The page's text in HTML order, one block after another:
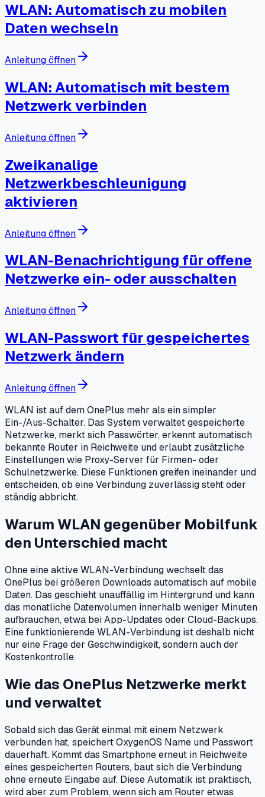
WLAN: Automatisch zu mobilen
Daten wechseln
Anleitung öffnen
WLAN: Automatisch mit bestem
Netzwerk verbinden
Anleitung öffnen
Zweikanalige
Netzwerkbeschleunigung
aktivieren
Anleitung öffnen
WLAN-Benachrichtigung für offene
Netzwerke ein- oder ausschalten
Anleitung öffnen
WLAN-Passwort für gespeichertes
Netzwerk ändern
Anleitung öffnen
WLAN ist auf dem OnePlus mehr als ein simpler
Ein-/Aus-Schalter. Das System verwaltet gespeicherte
Netzwerke, merkt sich Passwörter, erkennt automatisch
bekannte Router in Reichweite und erlaubt zusätzliche
Einstellungen wie Proxy-Server für Firmen- oder
Schulnetzwerke. Diese Funktionen greifen ineinander und
entscheiden, ob eine Verbindung zuverlässig steht oder
ständig abbricht.
Warum WLAN gegenüber Mobilfunk
den Unterschied macht
Ohne eine aktive WLAN-Verbindung wechselt das
OnePlus bei größeren Downloads automatisch auf mobile
Daten. Das geschieht unauffällig im Hintergrund und kann
das monatliche Datenvolumen innerhalb weniger Minuten
aufbrauchen, etwa bei App-Updates oder Cloud-Backups.
Eine funktionierende WLAN-Verbindung ist deshalb nicht
nur eine Frage der Geschwindigkeit, sondern auch der
Kostenkontrolle.
Wie das OnePlus Netzwerke merkt
und verwaltet
Sobald sich das Gerät einmal mit einem Netzwerk
verbunden hat, speichert OxygenOS Name und Passwort
dauerhaft. Kommt das Smartphone erneut in Reichweite
eines gespeicherten Routers, baut sich die Verbindung
ohne erneute Eingabe auf. Diese Automatik ist praktisch,
wird aber zum Problem, wenn sich am Router etwas